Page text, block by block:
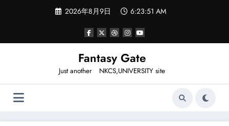
ツ
2026年8月9日 6:23:51 AM
Fantasy Gate
Just another NKCS,UNIVERSITY site